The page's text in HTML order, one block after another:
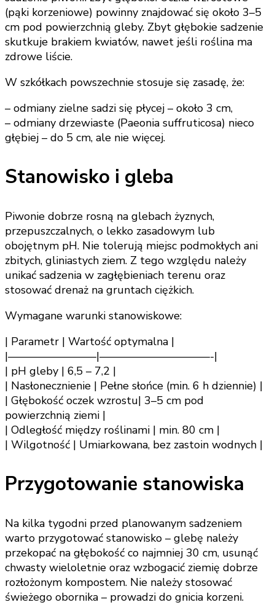
(pąki korzeniowe) powinny znajdować się około 3–5
cm pod powierzchnią gleby. Zbyt głębokie sadzenie
skutkuje brakiem kwiatów, nawet jeśli roślina ma
zdrowe liście.
W szkółkach powszechnie stosuje się zasadę, że:
– odmiany zielne sadzi się płycej – około 3 cm,
– odmiany drzewiaste (Paeonia suffruticosa) nieco
głębiej – do 5 cm, ale nie więcej.
Stanowisko i gleba
Piwonie dobrze rosną na glebach żyznych,
przepuszczalnych, o lekko zasadowym lub
obojętnym pH. Nie tolerują miejsc podmokłych ani
zbitych, gliniastych ziem. Z tego względu należy
unikać sadzenia w zagłębieniach terenu oraz
stosować drenaż na gruntach ciężkich.
Wymagane warunki stanowiskowe:
| Parametr | Wartość optymalna |
|————————|——————————-|
| pH gleby | 6,5 – 7,2 |
| Nasłonecznienie | Pełne słońce (min. 6 h dziennie) |
| Głębokość oczek wzrostu| 3–5 cm pod
powierzchnią ziemi |
| Odległość między roślinami | min. 80 cm |
| Wilgotność | Umiarkowana, bez zastoin wodnych |
Przygotowanie stanowiska
Na kilka tygodni przed planowanym sadzeniem
warto przygotować stanowisko – glebę należy
przekopać na głębokość co najmniej 30 cm, usunąć
chwasty wieloletnie oraz wzbogacić ziemię dobrze
rozłożonym kompostem. Nie należy stosować
świeżego obornika – prowadzi do gnicia korzeni.